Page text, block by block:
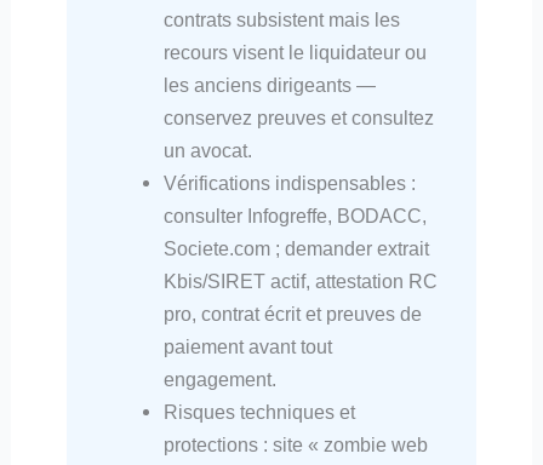
contrats subsistent mais les
recours visent le liquidateur ou
les anciens dirigeants —
conservez preuves et consultez
un avocat.
Vérifications indispensables :
consulter Infogreffe, BODACC,
Societe.com ; demander extrait
Kbis/SIRET actif, attestation RC
pro, contrat écrit et preuves de
paiement avant tout
engagement.
Risques techniques et
protections : site « zombie web